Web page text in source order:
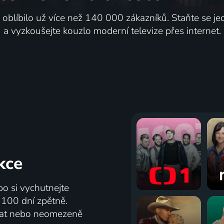
oblíbilo už více než 140 000 zákazníků. Staňte se
a vyzkoušejte kouzlo moderní televize přes internet.
si vychutnejte
dní zpětně.
nebo neomezeně